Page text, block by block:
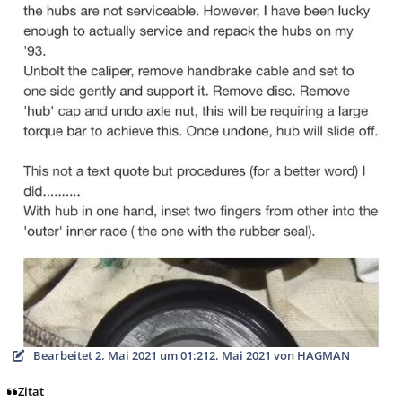
Bearbeitet2. Mai 2021 um 01:212. Mai 2021 von HAGMAN
Zitat